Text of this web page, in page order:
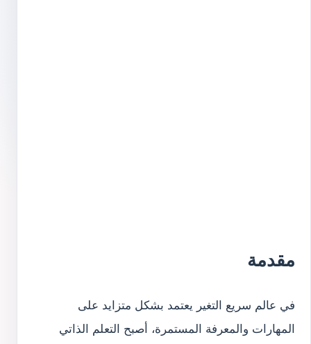
مقدمة
في عالم سريع التغير يعتمد بشكل متزايد على
المهارات والمعرفة المستمرة، أصبح التعلم الذاتي